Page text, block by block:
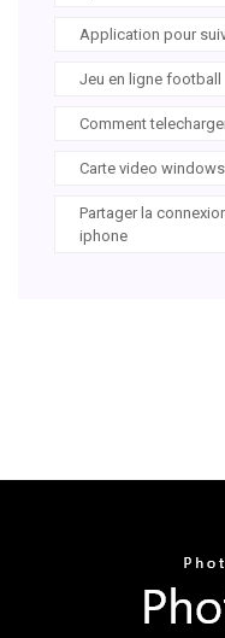
Application pour
Jeu en ligne football
Comment
Carte video
Partager la
iphone